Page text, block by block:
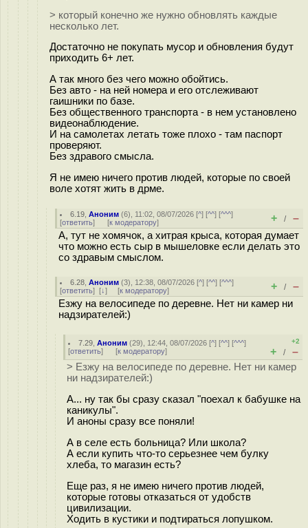
> который конечно же нужно обновлять каждые
несколько лет.
Достаточно не покупать мусор и обновления будут
приходить 6+ лет.
А так много без чего можно обойтись.
Без авто - на ней номера и его отслеживают
гаишники по базе.
Без общественного транспорта - в нем установлено
видеонаблюдение.
И на самолетах летать тоже плохо - там паспорт
проверяют.
Без здравого смысла.
Я не имею ничего против людей, которые по своей
воле хотят жить в дрме.
6.19 ,Аноним (6), 11:02, 08/07/2026 [^] [^^] [^^^]
[ответить] [к модератору] + / –
А, тут не хомячок, а хитрая крыса, которая думает
что можно есть сыр в мышеловке если делать это
со здравым смыслом.
6.28 ,Аноним (3), 12:38, 08/07/2026 [^] [^^] [^^^]
[ответить] [↓] [к модератору] + / –
Езжу на велосипеде по деревне. Нет ни камер ни
надзирателей:)
7.29 ,Аноним (29), 12:44, 08/07/2026 [^] [^^] [^^^]
[ответить] [к модератору]
+2
+ / –
> Езжу на велосипеде по деревне. Нет ни камер
ни надзирателей:)
А... ну так бы сразу сказал "поехал к бабушке на
каникулы".
И аноны сразу все поняли!
А в селе есть больница? Или школа?
А если купить что-то серьезнее чем булку
хлеба, то магазин есть?
Еще раз, я не имею ничего против людей,
которые готовы отказаться от удобств
цивилизации.
Ходить в кустики и подтираться лопушком.